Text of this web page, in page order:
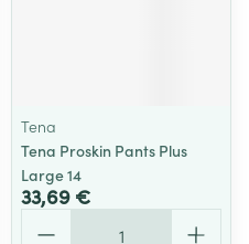
Tena
Tena Proskin Pants Plus
Large 14
33,69 €